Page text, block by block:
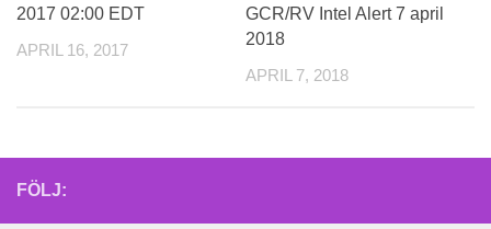
2017 02:00 EDT
APRIL 16, 2017
GCR/RV Intel Alert 7 april
2018
APRIL 7, 2018
FÖLJ: